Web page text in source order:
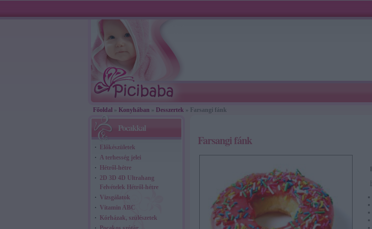
Főoldal » Konyhában » Desszertek » Farsangi fánk
Farsangi fánk
Pocakkal
Előkészületek
A terhesség jelei
Hétről-hétre
2D 3D 4D Ultrahang
Felvételek Hétről-hétre
Vizsgálatok
Vitamin ABC
Kórházak, szülészetek